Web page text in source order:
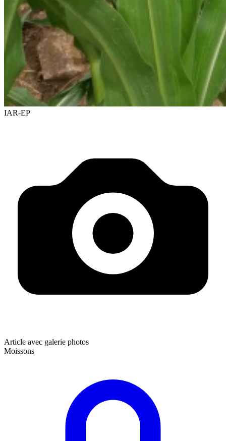
IAR-EP
Article avec galerie photos
Moissons